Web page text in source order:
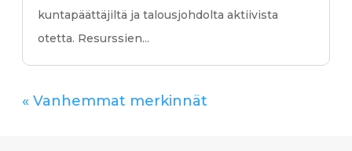
kuntapäättäjiltä ja talousjohdolta aktiivista
otetta. Resurssien...
« Vanhemmat merkinnät